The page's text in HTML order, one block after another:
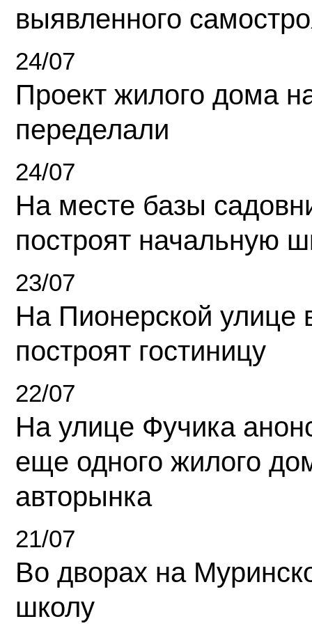
выявленного
24/07
Проект жилого дома
переделали
24/07
На месте базы
построят начальную
23/07
На Пионерской улице
построят гостиницу
22/07
На улице Фучика
еще одного жилого
авторынка
21/07
Во дворах на
школу